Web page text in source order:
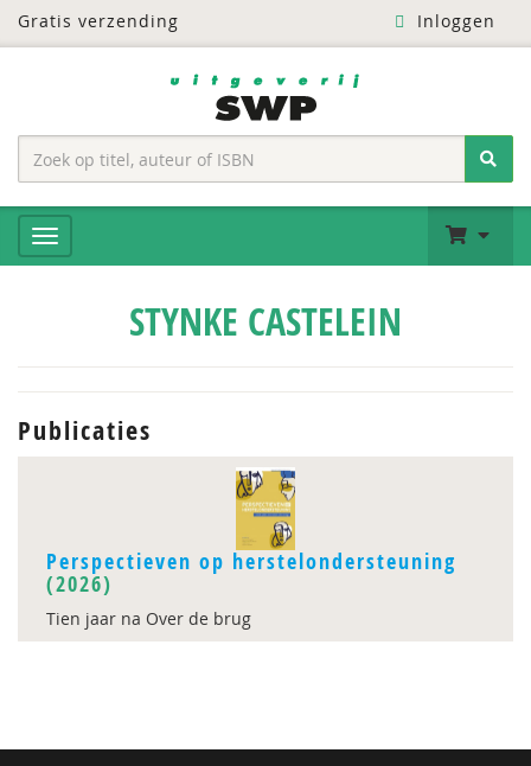
Gratis verzending Inloggen
STYNKE CASTELEIN
Publicaties
Perspectieven op herstelondersteuning
(2026)
Tien jaar na Over de brug